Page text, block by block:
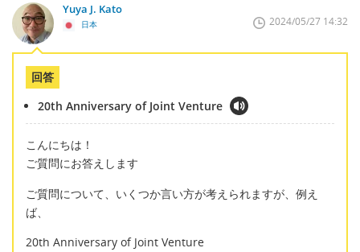
Yuya J. Kato
日本 2024/05/27 14:32
回答
20th Anniversary of Joint Venture
こんにちは！
ご質問にお答えします
ご質問について、いくつか言い方が考えられますが、例え
ば、
20th Anniversary of Joint Venture